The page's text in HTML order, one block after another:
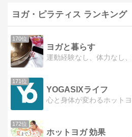
ヨガ・ピラティス ランキング
170位
ヨガと暮らす
171位
YOGASIXライフ
心と身体が変わるホット
172位
ホットヨガ 効果